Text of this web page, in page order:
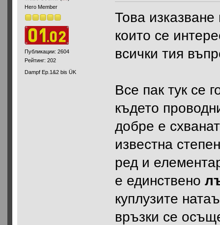
Hero Member
Публикации: 2604
Рейтинг: 202
Dampf Ep.1&2 bis ÜK
Това
които се
всички тия
Все пак тук се
където
добре е
известна
ред и
е единствено
куплузите
връзки се